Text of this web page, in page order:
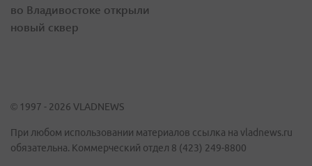
во Владивостоке открыли
новый сквер
© 1997 - 2026 VLADNEWS
При любом использовании материалов ссылка на vladnews.ru
обязательна. Коммерческий отдел 8 (423) 249-8800